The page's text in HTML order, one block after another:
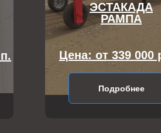
ЭСТАКАДА
РАМПА
Цена: от 339 000
Подробнее